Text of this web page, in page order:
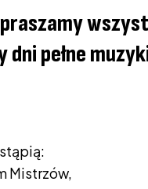
dni pełne
Mistrzów,